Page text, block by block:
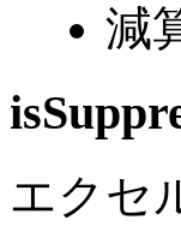
減
エクセ